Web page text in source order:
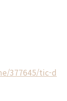
377645/tic-d